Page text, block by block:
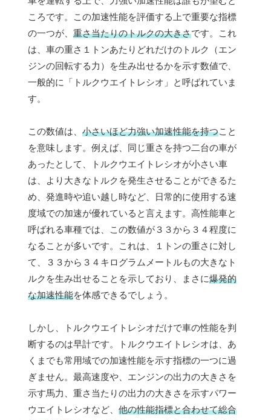
ころです。この加速性能を評価する上で重要な指標
の一つが、 重さ当たりのトルクの大きさです。これ
は、車の重さ１トンあたりどれだけのトルク（エン
ジンの回転する力）を生み出せるかを示す数値で、
一般的に「トルクウエイトレシオ」と呼ばれていま
す。
この数値は、 小さいほど力強い加速性能を持つこと
を意味します。例えば、同じ重さを持つ二台の車が
あったとして、トルクウエイトレシオが小さい車
は、より大きなトルクを発生させることができるた
め、発進時や追い越し時など、日常的に使用する速
度域での加速が優れていると言えます。高性能車と
呼ばれる車種では、この数値が３３から３４程度に
なることが多いです。これは、１トンの重さに対し
て、３３から３４キログラムメートルもの大きなト
ルクを生み出せることを示しており、まさに爆発的
な加速性能を体感できるでしょう。
しかし、トルクウエイトレシオだけで車の性能を判
断するのは早計です。トルクウエイトレシオは、あ
くまでも常用域での加速性能を示す指標の一つに過
ぎません。最高速度や、エンジンの出力の大きさを
示す馬力、重さ当たりの出力の大きさを示すパワー
ウエイトレシオなど、 他の性能指標と合わせて総合